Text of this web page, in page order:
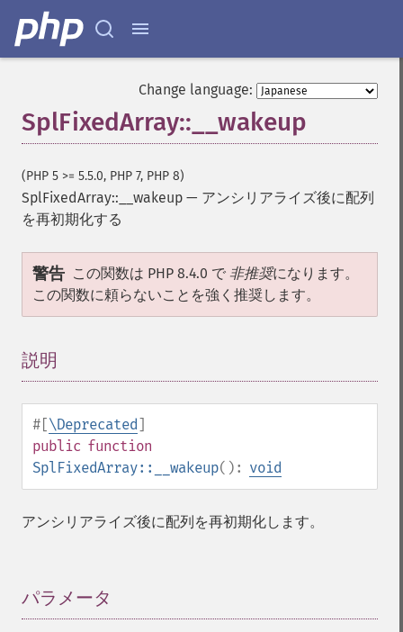
Change language:
SplFixedArray::__wakeup
(PHP 5 >= 5.5.0, PHP 7, PHP 8)
SplFixedArray::__wakeup — アンシリアライズ後に配列
を再初期化する
警告 この関数は PHP 8.4.0 で 非推奨になります。
この関数に頼らないことを強く推奨します。
説明
#[\Deprecated]
public function
SplFixedArray::__wakeup(): void
アンシリアライズ後に配列を再初期化します。
パラメータ